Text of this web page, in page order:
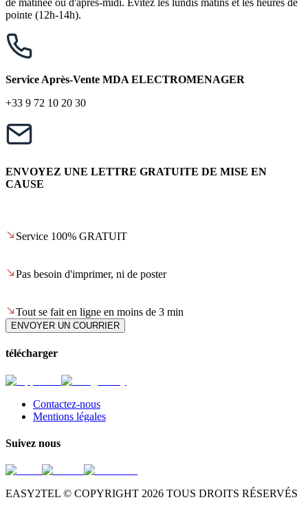
de matinée ou d'après-midi. Évitez les lundis matins et les heures de
pointe (12h-14h).
Service Après-Vente MDA ELECTROMENAGER
+33 9 72 10 20 30
ENVOYEZ UNE LETTRE GRATUITE DE MISE EN
CAUSE
Service 100% GRATUIT
Pas besoin d'imprimer, ni de poster
Tout se fait en ligne en moins de 3 min
ENVOYER UN COURRIER
télécharger
Contactez-nous
Mentions légales
Suivez nous
EASY2TEL © COPYRIGHT 2026 TOUS DROITS RÉSERVÉS